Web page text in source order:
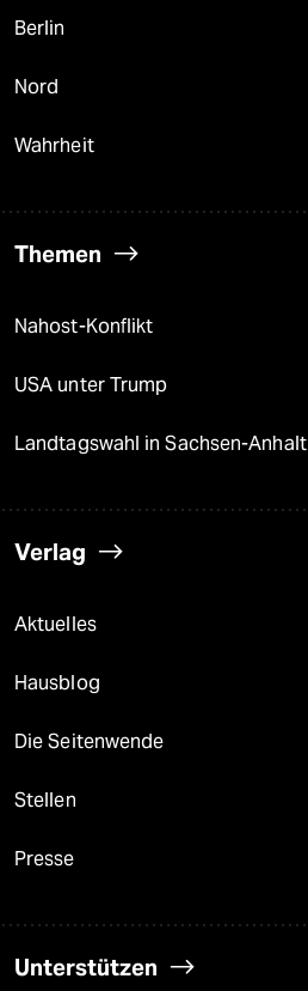
Berlin
Nord
Wahrheit
Themen
Nahost-Konflikt
USA unter Trump
Landtagswahl in Sachsen-Anhalt
Verlag
Aktuelles
Hausblog
Die Seitenwende
Stellen
Presse
Unterstützen